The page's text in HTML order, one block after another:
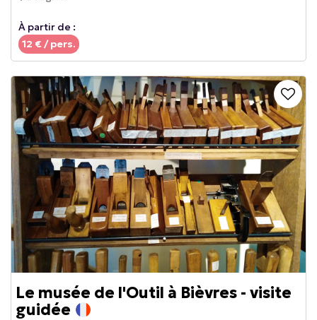
À partir de :
12 € / pers.
Le musée de l'Outil à Bièvres - visite
guidée